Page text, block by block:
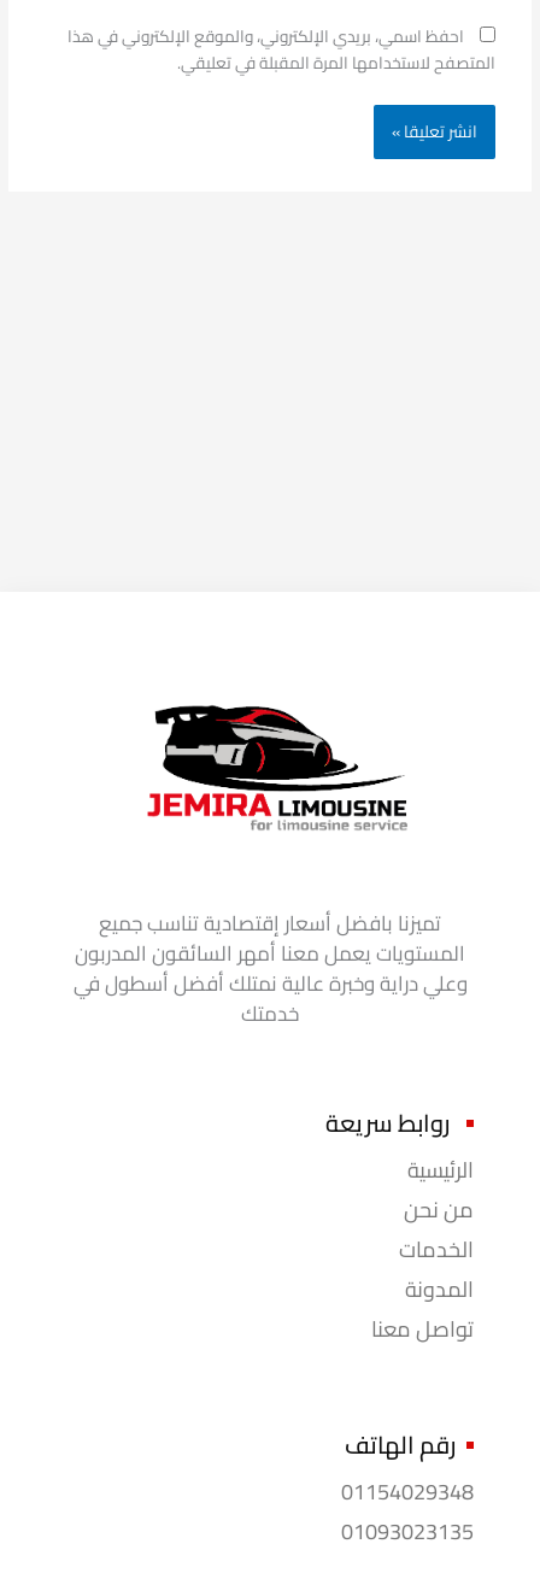
احفظ اسمي، بريدي الإلكتروني، والموقع الإلكتروني في هذا
المتصفح لاستخدامها المرة المقبلة في تعليقي.
تميزنا بافضل أسعار إقتصادية تناسب جميع
المستويات يعمل معنا أمهر السائقون المدربون
وعلي دراية وخبرة عالية نمتلك أفضل أسطول في
خدمتك
روابط سريعة
الرئيسية
من نحن
الخدمات
المدونة
تواصل معنا
رقم الهاتف
01154029348
01093023135